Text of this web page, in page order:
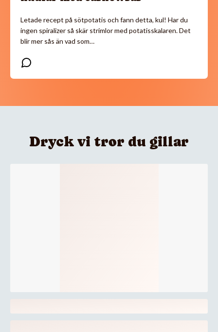
Letade recept på sötpotatis och fann detta, kul! Har du
ingen spiralizer så skär strimlor med potatisskalaren. Det
blir mer sås än vad som…
Dryck vi tror du gillar